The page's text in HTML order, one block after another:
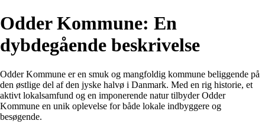
Odder Kommune: En
dybdegående beskrivelse
Odder Kommune er en smuk og mangfoldig kommune beliggende på
den østlige del af den jyske halvø i Danmark. Med en rig historie, et
aktivt lokalsamfund og en imponerende natur tilbyder Odder
Kommune en unik oplevelse for både lokale indbyggere og
besøgende.